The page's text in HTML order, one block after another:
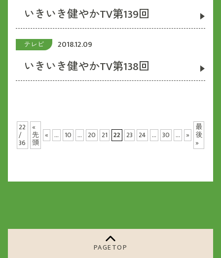
いきいき健やかTV第139回
テレビ 2018.12.09
いきいき健やかTV第138回
22
/
36
«
先
頭
« ... 10 ... 20 21 22 23 24 ... 30 ... »
最
後
»
PAGETOP